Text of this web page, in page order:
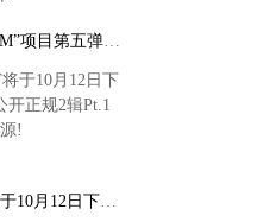
“iScreaM”项目第五弹!泰民《Criminal》Remix
NCT将于10月12日下午5点公开正规2辑Pt.1全部音